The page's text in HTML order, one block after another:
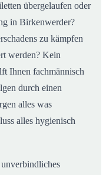
übergelaufen oder
in Birkenwerder?
zu kämpfen
werden? Kein
Ihnen fachmännisch
durch einen
alles was
alles hygienisch